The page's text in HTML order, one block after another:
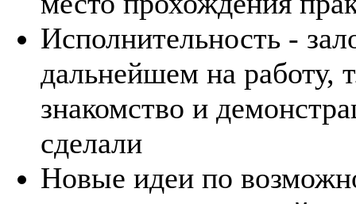
Исполнительность -
дальнейшем на работу,
знакомство и
сделали
Новые идеи по